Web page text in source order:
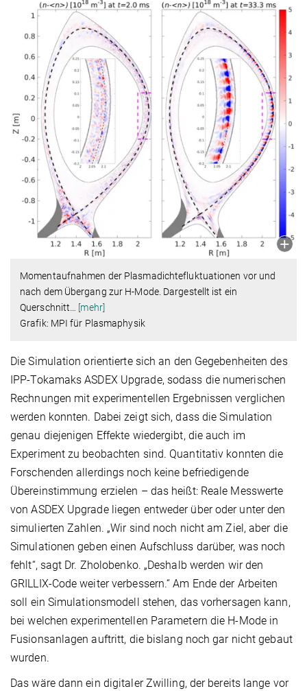
Momentaufnahmen der Plasmadichtefluktuationen vor und
nach dem Übergang zur H-Mode. Dargestellt ist ein
Querschnitt
[mehr]
Grafik: MPI für Plasmaphysik
Die Simulation orientierte sich an den Gegebenheiten des
IPP-Tokamaks ASDEX Upgrade, sodass die numerischen
Rechnungen mit experimentellen Ergebnissen verglichen
werden konnten. Dabei zeigt sich, dass die Simulation
genau diejenigen Effekte wiedergibt, die auch im
Experiment zu beobachten sind. Quantitativ konnten die
Forschenden allerdings noch keine befriedigende
Übereinstimmung erzielen – das heißt: Reale Messwerte
von ASDEX Upgrade liegen entweder über oder unter den
simulierten Zahlen. „Wir sind noch nicht am Ziel, aber die
Simulationen geben einen Aufschluss darüber, was noch
fehlt“, sagt Dr. Zholobenko. „Deshalb werden wir den
GRILLIX-Code weiter verbessern.“ Am Ende der Arbeiten
soll ein Simulationsmodell stehen, das vorhersagen kann,
bei welchen experimentellen Parametern die H-Mode in
Fusionsanlagen auftritt, die bislang noch gar nicht gebaut
wurden.
Das wäre dann ein digitaler Zwilling, der bereits lange vor